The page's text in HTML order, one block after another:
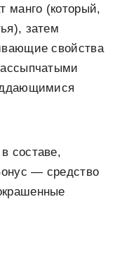
манго (который,
затем
свойства
составе,
— средство